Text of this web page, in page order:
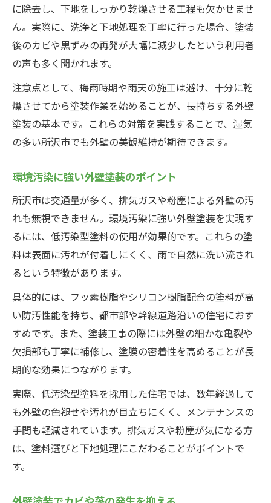
に除去し、下地をしっかり乾燥させる工程も欠かせませ
ん。実際に、洗浄と下地処理を丁寧に行った場合、塗装
後のカビや黒ずみの再発が大幅に減少したという利用者
の声も多く聞かれます。
注意点として、梅雨時期や雨天の施工は避け、十分に乾
燥させてから塗装作業を始めることが、長持ちする外壁
塗装の基本です。これらの対策を実践することで、湿気
の多い所沢市でも外壁の美観維持が期待できます。
環境汚染に強い外壁塗装のポイント
所沢市は交通量が多く、排気ガスや粉塵による外壁の汚
れも無視できません。環境汚染に強い外壁塗装を実現す
るには、低汚染型塗料の使用が効果的です。これらの塗
料は表面に汚れが付着しにくく、雨で自然に洗い流され
るという特徴があります。
具体的には、フッ素樹脂やシリコン樹脂配合の塗料が高
い防汚性能を持ち、都市部や幹線道路沿いの住宅におす
すめです。また、塗装工事の際には外壁の細かな亀裂や
欠損部も丁寧に補修し、塗膜の密着性を高めることが長
期的な効果につながります。
実際、低汚染型塗料を採用した住宅では、数年経過して
も外壁の色褪せや汚れが目立ちにくく、メンテナンスの
手間も軽減されています。排気ガスや粉塵が気になる方
は、塗料選びと下地処理にこだわることがポイントで
す。